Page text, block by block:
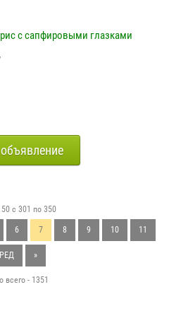
с сапфировыми глазками
50 с 301 по 350
6 7 8 9 10 11
»
всего - 1351